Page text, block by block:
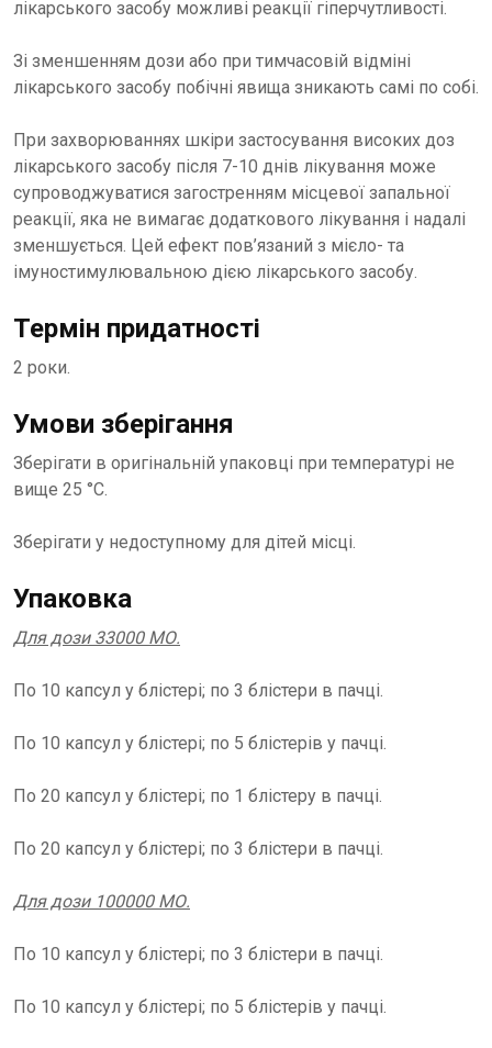
лікарського засобу можливі реакції гіперчутливості.
Зі зменшенням дози або при тимчасовій відміні
лікарського засобу побічні явища зникають самі по собі.
При захворюваннях шкіри застосування високих доз
лікарського засобу після 7-10 днів лікування може
супроводжуватися загостренням місцевої запальної
реакції, яка не вимагає додаткового лікування і надалі
зменшується. Цей ефект пов’язаний з мієло- та
імуностимулювальною дією лікарського засобу.
Термін придатності
2 роки.
Умови зберігання
Зберігати в оригінальній упаковці при температурі не
вище 25 °C.
Зберігати у недоступному для дітей місці.
Упаковка
Для дози 33000 МО.
По 10 капсул у блістері; по 3 блістери в пачці.
По 10 капсул у блістері; по 5 блістерів у пачці.
По 20 капсул у блістері; по 1 блістеру в пачці.
По 20 капсул у блістері; по 3 блістери в пачці.
Для дози 100000 МО.
По 10 капсул у блістері; по 3 блістери в пачці.
По 10 капсул у блістері; по 5 блістерів у пачці.